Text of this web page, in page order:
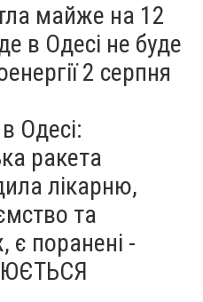
майже на 12
в Одесі не буде
2 серпня
Одесі:
ракета
лікарню,
та
є поранені -